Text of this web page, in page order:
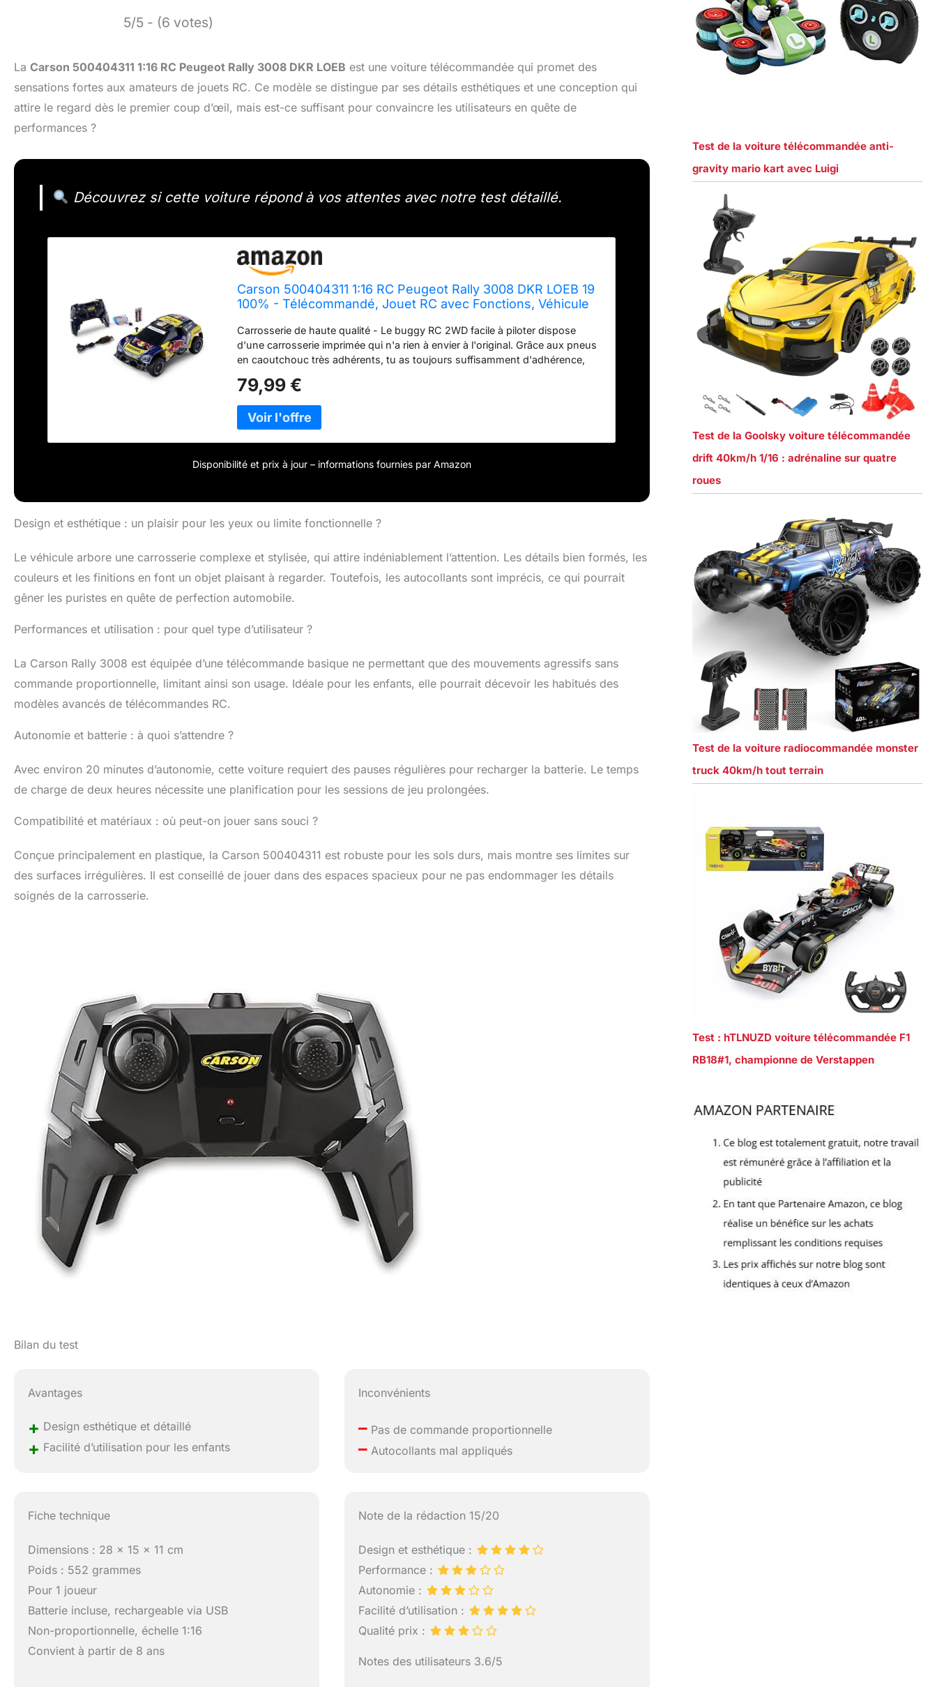
5/5 - (6 votes)
La Carson 500404311 1:16 RC Peugeot Rally 3008 DKR LOEB est une voiture télécommandée qui promet des
sensations fortes aux amateurs de jouets RC. Ce modèle se distingue par ses détails esthétiques et une conception qui
attire le regard dès le premier coup d’œil, mais est-ce suffisant pour convaincre les utilisateurs en quête de
performances ?
Découvrez si cette voiture répond à vos attentes avec notre test détaillé.
Carson 500404311 1:16 RC Peugeot Rally 3008 DKR LOEB 19
100% - Télécommandé, Jouet RC avec Fonctions, Véhicule
Carrosserie de haute qualité - Le buggy RC 2WD facile à piloter dispose
d'une carrosserie imprimée qui n'a rien à envier à l'original. Grâce aux pneus
en caoutchouc très adhérents, tu as toujours suffisamment d'adhérence,
l'avant), tu peux aussi rouler avec le RC-Buggy à la tombée de la nuit.
Longue durée de conduite - Le petit véhicule maniable a une durée de
conduite d'environ 20 minutes et offre ainsi un long plaisir de jeu et de
conduite. Lorsque la batterie est vide, la voiture RC peut être rechargée à
heures. La batterie de rechange correspondante est la suivante : 500608293
originale - En tant que spécialiste des véhicules radiocommandés, Carson
est depuis 25 ans le garant d'une qualité exceptionnelle, d'une sécurité
79,99 €
Disponibilité et prix à jour – informations fournies par Amazon
Design et esthétique : un plaisir pour les yeux ou limite fonctionnelle ?
Le véhicule arbore une carrosserie complexe et stylisée, qui attire indéniablement l’attention. Les détails bien formés, les
couleurs et les finitions en font un objet plaisant à regarder. Toutefois, les autocollants sont imprécis, ce qui pourrait
gêner les puristes en quête de perfection automobile.
Performances et utilisation : pour quel type d’utilisateur ?
La Carson Rally 3008 est équipée d’une télécommande basique ne permettant que des mouvements agressifs sans
commande proportionnelle, limitant ainsi son usage. Idéale pour les enfants, elle pourrait décevoir les habitués des
modèles avancés de télécommandes RC.
Autonomie et batterie : à quoi s’attendre ?
Avec environ 20 minutes d’autonomie, cette voiture requiert des pauses régulières pour recharger la batterie. Le temps
de charge de deux heures nécessite une planification pour les sessions de jeu prolongées.
Compatibilité et matériaux : où peut-on jouer sans souci ?
Conçue principalement en plastique, la Carson 500404311 est robuste pour les sols durs, mais montre ses limites sur
des surfaces irrégulières. Il est conseillé de jouer dans des espaces spacieux pour ne pas endommager les détails
soignés de la carrosserie.
Bilan du test
Avantages
+ Design esthétique et détaillé
+ Facilité d’utilisation pour les enfants
Inconvénients
– Pas de commande proportionnelle
– Autocollants mal appliqués
Fiche technique
Dimensions : 28 x 15 x 11 cm
Poids : 552 grammes
Pour 1 joueur
Batterie incluse, rechargeable via USB
Non-proportionnelle, échelle 1:16
Convient à partir de 8 ans
Note de la rédaction 15/20
Design et esthétique :
Performance :
Autonomie :
Facilité d’utilisation :
Qualité prix :
Notes des utilisateurs 3.6/5
Test de la voiture télécommandée anti-
gravity mario kart avec Luigi
Test de la Goolsky voiture télécommandée
drift 40km/h 1/16 : adrénaline sur quatre
roues
Test de la voiture radiocommandée monster
truck 40km/h tout terrain
Test : hTLNUZD voiture télécommandée F1
RB18#1, championne de Verstappen